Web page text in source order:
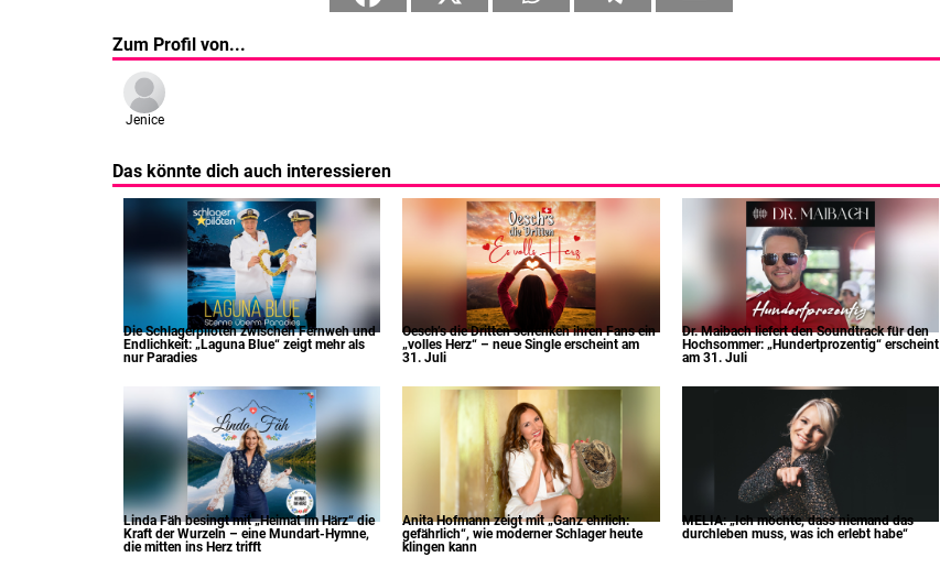
Zum Profil von...
Jenice
Das könnte dich auch interessieren
Die Schlagerpiloten zwischen Fernweh und
Endlichkeit: „Laguna Blue“ zeigt mehr als
nur Paradies
Oesch’s die Dritten schenken ihren Fans ein
„volles Herz“ – neue Single erscheint am
31. Juli
Dr. Maibach liefert den Soundtrack für den
Hochsommer: „Hundertprozentig“ erscheint
am 31. Juli
Linda Fäh besingt mit „Heimat im Härz“ die
Kraft der Wurzeln – eine Mundart-Hymne,
die mitten ins Herz trifft
Anita Hofmann zeigt mit „Ganz ehrlich:
gefährlich“, wie moderner Schlager heute
klingen kann
MELIA: „Ich möchte, dass niemand das
durchleben muss, was ich erlebt habe“